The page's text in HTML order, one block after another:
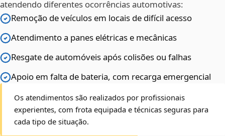
atendendo diferentes ocorrências automotivas:
Remoção de veículos em locais de difícil acesso
Atendimento a panes elétricas e mecânicas
Resgate de automóveis após colisões ou falhas
Apoio em falta de bateria, com recarga emergencial
Os atendimentos são realizados por profissionais
experientes, com frota equipada e técnicas seguras para
cada tipo de situação.